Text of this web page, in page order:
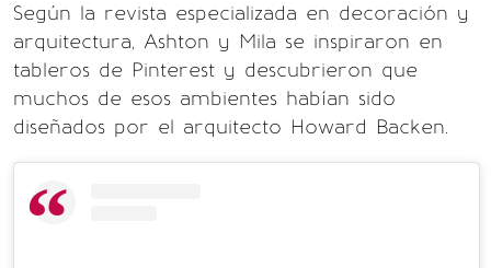
Según la revista especializada en decoración y
arquitectura, Ashton y Mila se inspiraron en
tableros de Pinterest y descubrieron que
muchos de esos ambientes habían sido
diseñados por el arquitecto Howard Backen.